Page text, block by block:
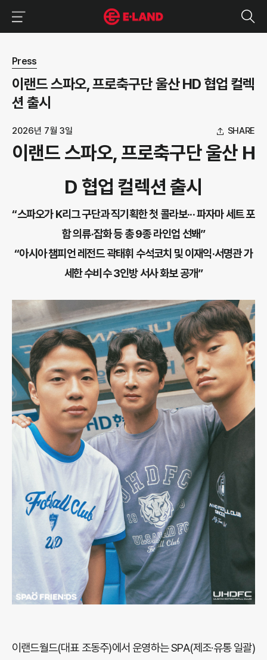
뉴스 상세보기
Press
이랜드 스파오, 프로축구단 울산 HD 협업 컬렉
션 출시
2026년 7월 3일 SHARE
이랜드 스파오, 프로축구단 울산 H
D 협업 컬렉션 출시
“스파오가 K리그 구단과 직기획한 첫 콜라보··· 파자마 세트 포
함 의류·잡화 등 총 9종 라인업 선봬”
“아시아 챔피언 레전드 곽태휘 수석코치 및 이재익·서명관 가
세한 수비수 3인방 서사 화보 공개”
이랜드월드(대표 조동주)에서 운영하는 SPA(제조·유통 일괄)